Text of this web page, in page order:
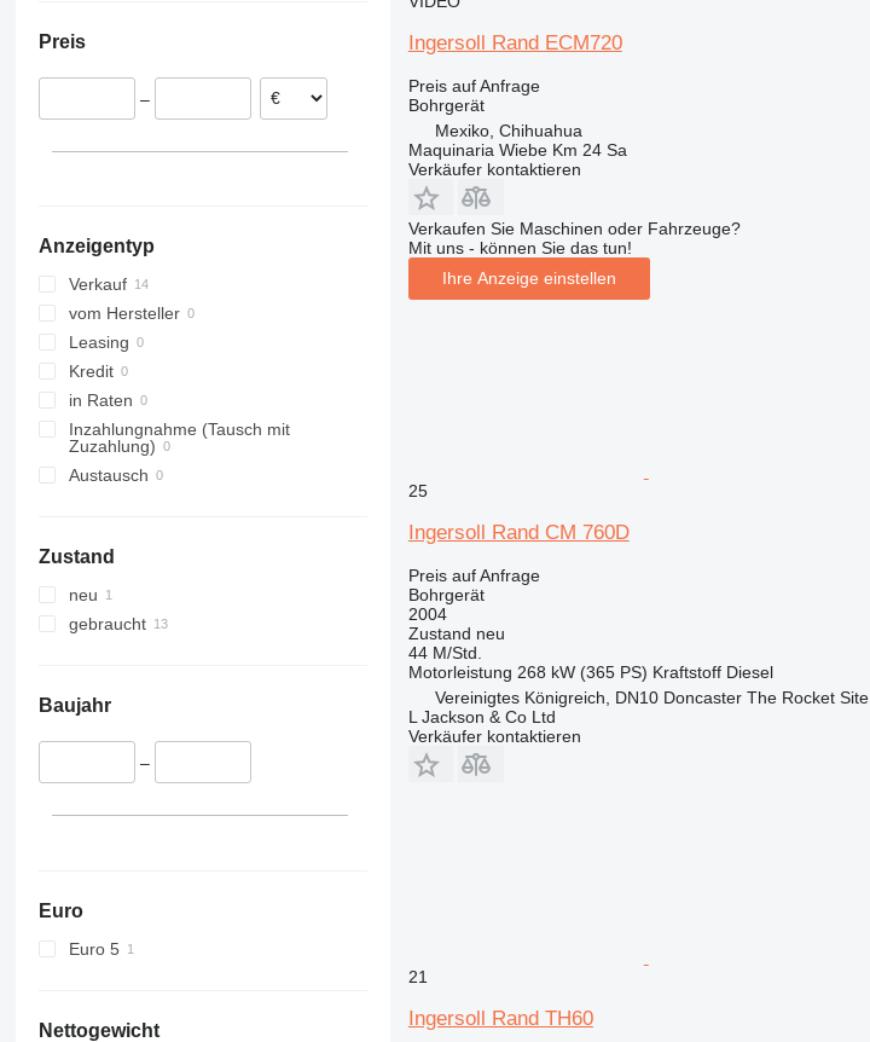
Preis
–
Anzeigentyp
Verkauf
vom Hersteller
Leasing
Kredit
in Raten
Inzahlungnahme (Tausch mit
Zuzahlung)
Austausch
Zustand
neu
gebraucht
Baujahr
–
Euro
Euro 5
Nettogewicht
Ingersoll Rand ECM720
Preis auf Anfrage
Bohrgerät
Mexiko, Chihuahua
Maquinaria Wiebe Km 24 Sa
Verkäufer kontaktieren
Verkaufen Sie Maschinen oder Fahrzeuge?
Mit uns - können Sie das tun!
Ihre Anzeige einstellen
25
Ingersoll Rand CM 760D
Preis auf Anfrage
Bohrgerät
2004
Zustand neu
44 M/Std.
Motorleistung 268 kW (365 PS) Kraftstoff Diesel
Vereinigtes Königreich, DN10 Doncaster The Rocket Site
L Jackson & Co Ltd
Verkäufer kontaktieren
21
Ingersoll Rand TH60